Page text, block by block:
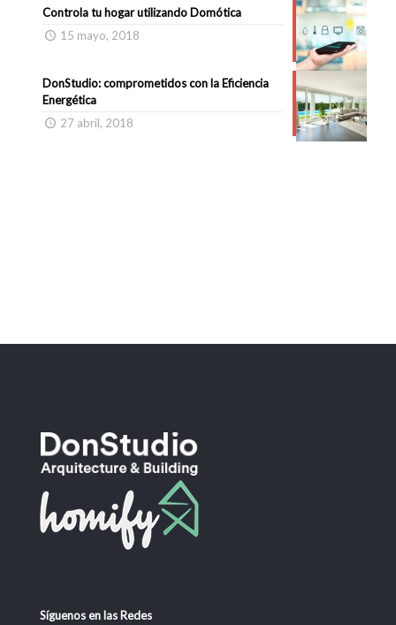
Controla tu hogar utilizando Domótica
15 mayo, 2018
DonStudio: comprometidos con la Eficiencia
Energética
27 abril, 2018
Síguenos en las Redes